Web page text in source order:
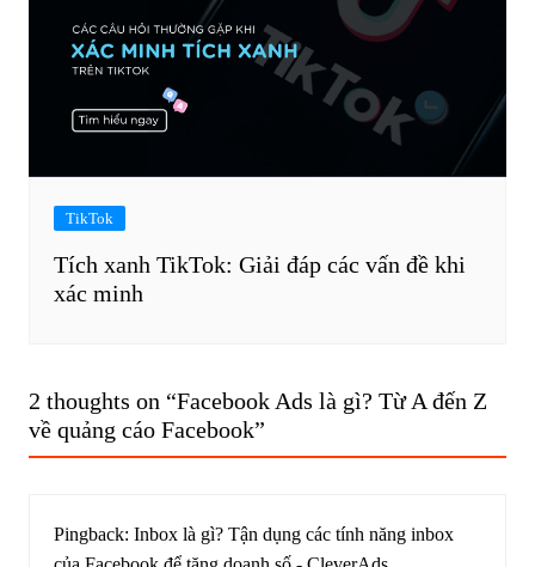
TikTok
Tích xanh TikTok: Giải đáp các vấn đề khi
xác minh
2 thoughts on “Facebook Ads là gì? Từ A đến Z
về quảng cáo Facebook”
Pingback: Inbox là gì? Tận dụng các tính năng inbox